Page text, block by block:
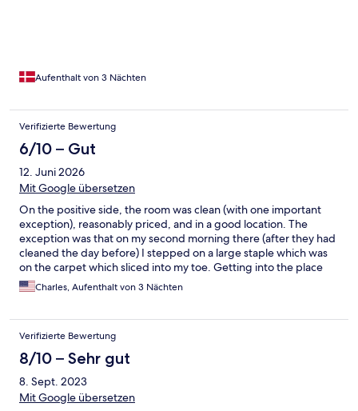
Aufenthalt von 3 Nächten
Verifizierte Bewertung
6/10 – Gut
12. Juni 2026
Mit Google übersetzen
On the positive side, the room was clean (with one important
exception), reasonably priced, and in a good location. The
exception was that on my second morning there (after they had
cleaned the day before) I stepped on a large staple which was
on the carpet which sliced into my toe. Getting into the place
initially was difficult as well. There is a buzzer outside which no
one answered. There was a phone number listed, but I had
German who was staying there helped me. In general, no one
really was around except the people concerned with breakfast.
There were two signs up, each giving different checkout times.
No instructions in the room about checkout, etc. All in all, a
mixed bag.
Charles, Aufenthalt von 3 Nächten
Verifizierte Bewertung
8/10 – Sehr gut
8. Sept. 2023
Mit Google übersetzen